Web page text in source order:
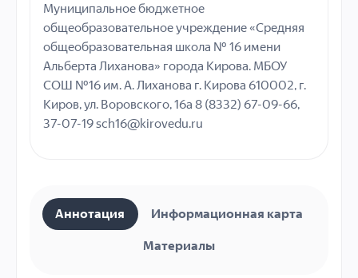
Муниципальное бюджетное
общеобразовательное учреждение «Средняя
общеобразовательная школа № 16 имени
Альберта Лиханова» города Кирова. МБОУ
СОШ №16 им. А. Лиханова г. Кирова 610002, г.
Киров, ул. Воровского, 16а 8 (8332) 67-09-66,
37-07-19 sch16@kirovedu.ru
Аннотация Информационная карта
Материалы